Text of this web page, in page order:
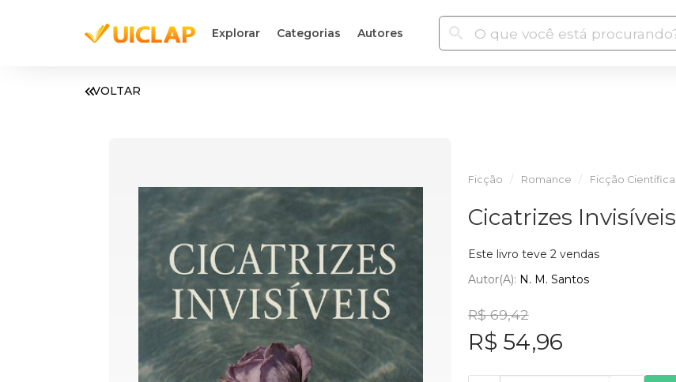
Explorar Categorias Autores
VOLTAR
Ficção Romance Ficção Científica
Cicatrizes Invisíveis
Este livro teve 2 vendas
Autor(a): N. M. Santos
R$ 69,42
R$ 54,96